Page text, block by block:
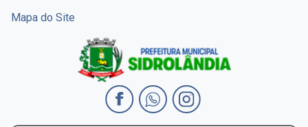
Mapa do Site